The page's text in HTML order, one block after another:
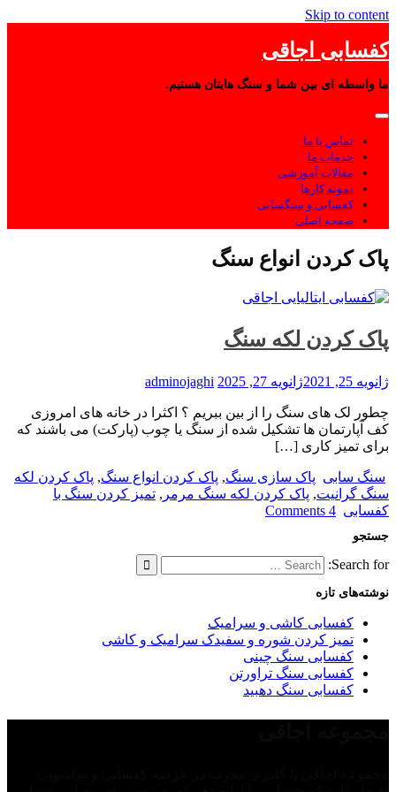
Skip to content
کفسابی اجاقی
ما واسطه ای بین شما و سنگ هایتان هستیم.
تماس با ما
خدمات ما
مقالات آموزشی
نمونه کارها
کفسابی و سنگسابی
صفحه اصلی
پاک کردن انواع سنگ
پاک کردن لکه سنگ
ژانویه 25, 2021 ژانویه 27, 2025 adminojaghi
چطور لک های سنگ را از بین ببریم ؟ اکثرا در خانه های امروزی
کف آپارتمان ها تشکیل شده از سنگ یا چوب (پارکت) می باشند که
برای تمیز کاری […]
سنگ سابی پاک سازی سنگ, پاک کردن انواع سنگ, پاک کردن لکه
سنگ گرانیت, پاک کردن لکه سنگ مرمر , تمیز کردن سنگ با
کفسابی 4 Comments
جستجو
Search for:
نوشته‌های تازه
کفسابی کاشی و سرامیک
تمیز کردن شوره و سفیدک سرامیک و کاشی
کفسابی سنگ چینی
کفسابی سنگ تراورتن
کفسابی سنگ دهبید